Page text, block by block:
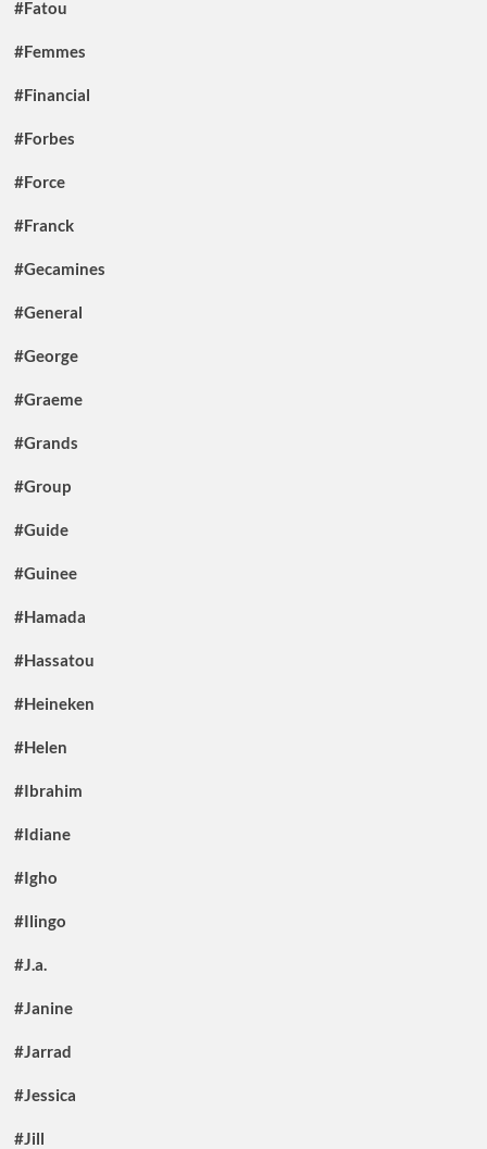
#Fatou
#Femmes
#Financial
#Forbes
#Force
#Franck
#Gecamines
#General
#George
#Graeme
#Grands
#Group
#Guide
#Guinee
#Hamada
#Hassatou
#Heineken
#Helen
#Ibrahim
#Idiane
#Igho
#Ilingo
#J.a.
#Janine
#Jarrad
#Jessica
#Jill